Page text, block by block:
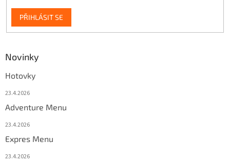
PŘIHLÁSIT SE
Novinky
Hotovky
23.4.2026
Adventure Menu
23.4.2026
Expres Menu
23.4.2026